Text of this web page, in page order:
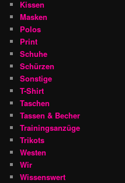
Kissen
Masken
Polos
Print
Schuhe
Schürzen
Sonstige
T-Shirt
Taschen
Tassen & Becher
Trainingsanzüge
Trikots
Westen
Wir
Wissenswert